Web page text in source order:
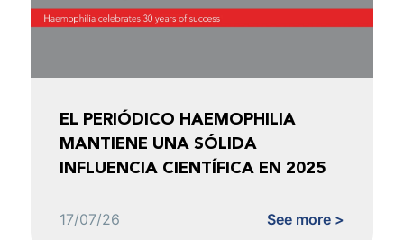
EL PERIÓDICO HAEMOPHILIA
MANTIENE UNA SÓLIDA
INFLUENCIA CIENTÍFICA EN 2025
17/07/26 See more >